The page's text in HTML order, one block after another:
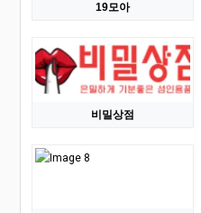
19모아
비밀상점